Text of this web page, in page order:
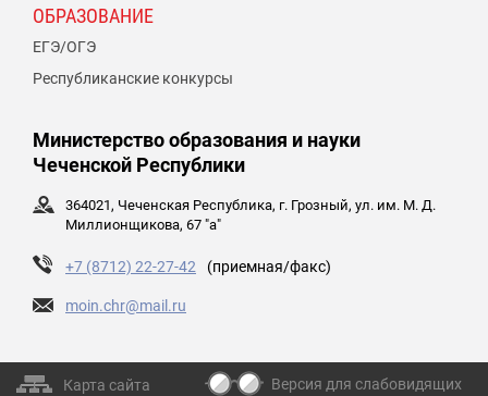
ОБРАЗОВАНИЕ
ЕГЭ/ОГЭ
Республиканские конкурсы
Министерство образования и науки
Чеченской Республики
364021, Чеченская Республика, г. Грозный, ул. им. М. Д.
Миллионщикова, 67 "а"
+7 (8712) 22-27-42 (приемная/факс)
moin.chr@mail.ru
Карта сайта Версия для слабовидящих